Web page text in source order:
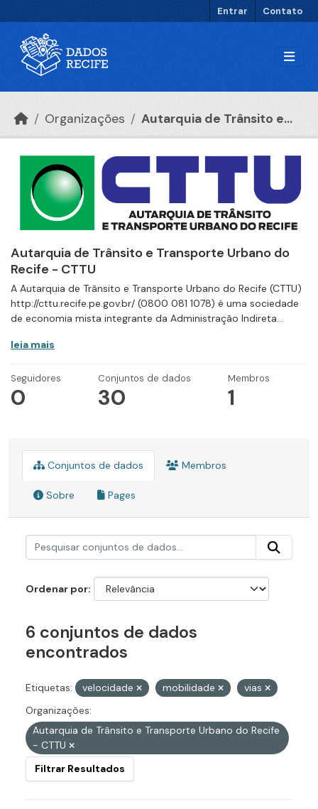
Entrar Contato
Organizações Autarquia de Trânsito e...
Autarquia de Trânsito e Transporte Urbano do
Recife - CTTU
A Autarquia de Trânsito e Transporte Urbano do Recife (CTTU)
http://cttu.recife.pe.gov.br/ (0800 081 1078) é uma sociedade
de economia mista integrante da Administração Indireta...
leia mais
Seguidores
0
Conjuntos de dados
30
Membros
1
Conjuntos de dados Membros
Sobre Pages
Ordenar por
6 conjuntos de dados
encontrados
Etiquetas: velocidade mobilidade
vias
Organizações:
Autarquia de Trânsito e Transporte Urbano do Recife
- CTTU
Filtrar Resultados